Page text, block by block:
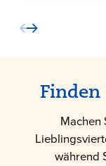
Finden
Machen
während